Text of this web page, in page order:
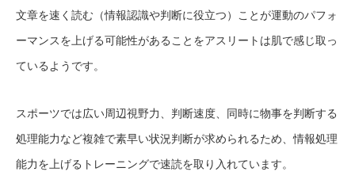
文章を速く読む（情報認識や判断に役立つ）ことが運動のパフォ
ーマンスを上げる可能性があることをアスリートは肌で感じ取っ
ているようです。
スポーツでは広い周辺視野力、判断速度、同時に物事を判断する
処理能力など複雑で素早い状況判断が求められるため、情報処理
能力を上げるトレーニングで速読を取り入れています。